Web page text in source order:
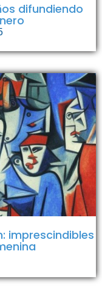
difundiendo
imprescindibles